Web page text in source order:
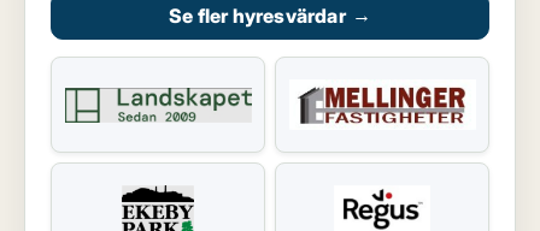
Se fler hyresvärdar →